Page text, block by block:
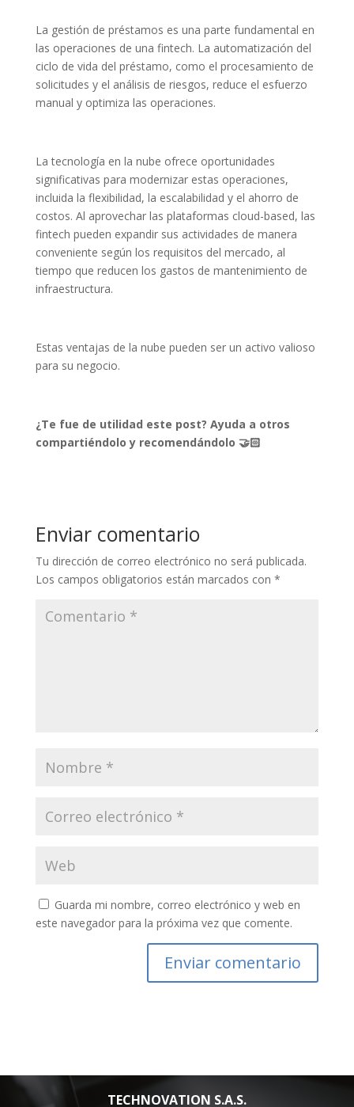
La gestión de préstamos es una parte fundamental en
las operaciones de una fintech. La automatización del
ciclo de vida del préstamo, como el procesamiento de
solicitudes y el análisis de riesgos, reduce el esfuerzo
manual y optimiza las operaciones.
La tecnología en la nube ofrece oportunidades
significativas para modernizar estas operaciones,
incluida la flexibilidad, la escalabilidad y el ahorro de
costos. Al aprovechar las plataformas cloud-based, las
fintech pueden expandir sus actividades de manera
conveniente según los requisitos del mercado, al
tiempo que reducen los gastos de mantenimiento de
infraestructura.
Estas ventajas de la nube pueden ser un activo valioso
para su negocio.
¿Te fue de utilidad este post? Ayuda a otros
compartiéndolo y recomendándolo 🤝🏻
Enviar comentario
Tu dirección de correo electrónico no será publicada.
Los campos obligatorios están marcados con *
Guarda mi nombre, correo electrónico y web en
este navegador para la próxima vez que comente.
TECHNOVATION S.A.S.